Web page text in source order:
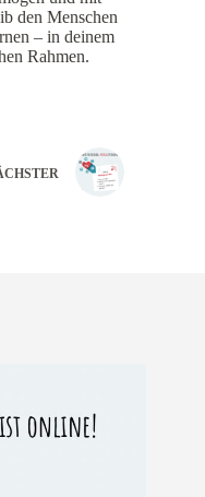
den Menschen
– in deinem
Rahmen.